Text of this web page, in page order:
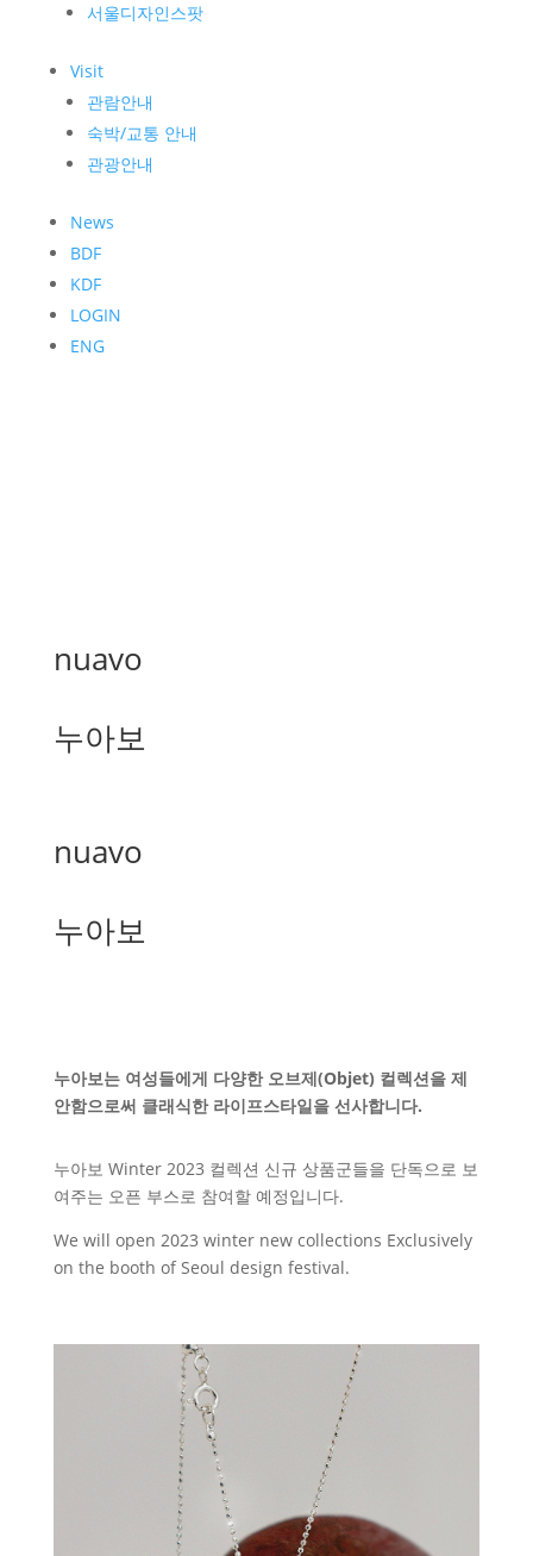
서울디자인스팟
Visit
관람안내
숙박/교통 안내
관광안내
News
BDF
KDF
LOGIN
ENG
nuavo
누아보
nuavo
누아보
누아보는 여성들에게 다양한 오브제(Objet) 컬렉션을 제
안함으로써 클래식한 라이프스타일을 선사합니다.
누아보 Winter 2023 컬렉션 신규 상품군들을 단독으로 보
여주는 오픈 부스로 참여할 예정입니다.
We will open 2023 winter new collections Exclusively
on the booth of Seoul design festival.